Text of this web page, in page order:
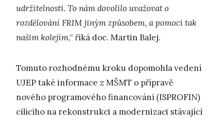
udržitelnosti. To nám dovolilo uvažovat o
rozdělování FRIM jiným způsobem, a pomoci tak
našim kolejím,“ říká doc. Martin Balej.
Tomuto rozhodnému kroku dopomohla vedení
UJEP také informace z MŠMT o přípravě
nového programového financování (ISPROFIN)
cílícího na rekonstrukci a modernizaci stávající